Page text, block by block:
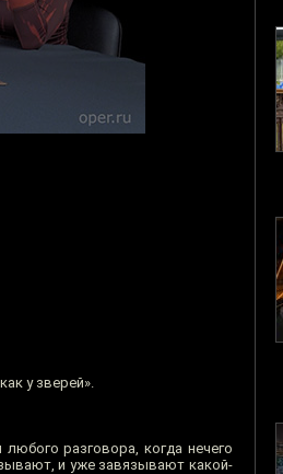
у зверей».
разговора, когда нечего
и уже завязывают какой-